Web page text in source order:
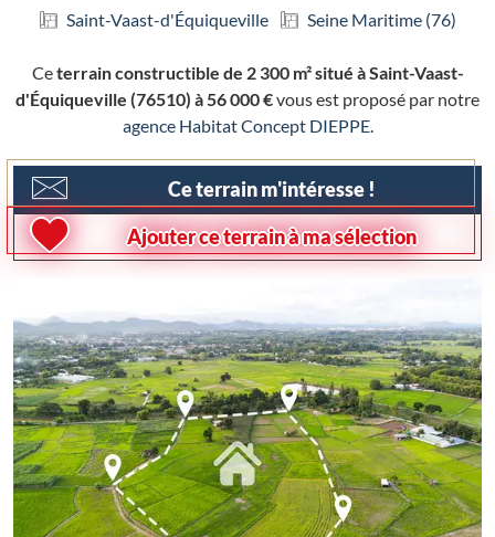
Saint-Vaast-d'Équiqueville Seine Maritime (76)
Ceterrain constructible de 2 300 m² situé à Saint-Vaast-
d'Équiqueville (76510) à 56 000 €vous est proposé par notre
agence Habitat Concept DIEPPE.
Ce terrain m'intéresse !
Ajouter ce terrain à ma sélection